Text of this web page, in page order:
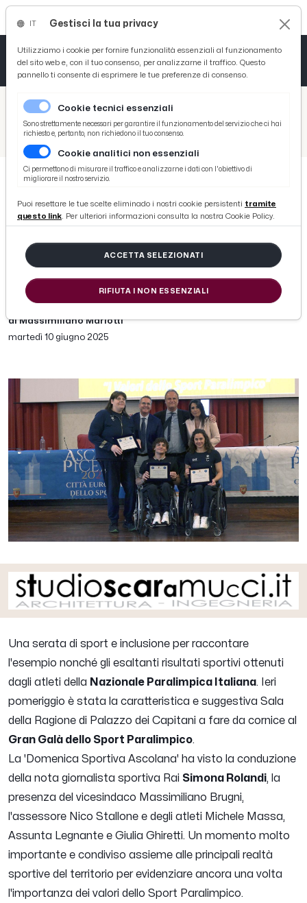
/ Picenotime
/ Sport
Ascoli Piceno: a Palazzo dei Capitani in scena 'Gran Galà dello Sport Paralimpico' con atleti Massa, Legnante e Ghiretti
Ascoli Piceno: a Palazzo dei
Capitani in scena 'Gran Galà dello
Sport Paralimpico' con atleti
Massa, Legnante e Ghiretti
di Massimiliano Mariotti
martedì 10 giugno 2025
Una serata di sport e inclusione per raccontare
l'esempio nonché gli esaltanti risultati sportivi ottenuti
dagli atleti della Nazionale Paralimpica Italiana. Ieri
pomeriggio è stata la caratteristica e suggestiva Sala
della Ragione di Palazzo dei Capitani a fare da cornice al
Gran Galà dello Sport Paralimpico.
La 'Domenica Sportiva Ascolana' ha visto la conduzione
della nota giornalista sportiva Rai Simona Rolandi, la
presenza del vicesindaco Massimiliano Brugni,
l'assessore Nico Stallone e degli atleti Michele Massa,
Assunta Legnante e Giulia Ghiretti. Un momento molto
importante e condiviso assieme alle principali realtà
sportive del territorio per evidenziare ancora una volta
l'importanza dei valori dello Sport Paralimpico.
Gestisci la tua privacy
Utilizziamo i cookie per fornire funzionalità essenziali al funzionamento
del sito web e, con il tuo consenso, per analizzarne il traffico. Questo
pannello ti consente di esprimere le tue preferenze di consenso.
Cookie tecnici essenziali
Sono strettamente necessari per garantire il funzionamento del servizio che ci hai
richiesto e, pertanto, non richiedono il tuo consenso.
Cookie analitici non essenziali
Ci permettono di misurare il traffico e analizzarne i dati con l'obiettivo di
migliorare il nostro servizio.
Puoi resettare le tue scelte eliminado i nostri cookie persistenti tramite
questo link. Per ulteriori informazioni consulta la nostra Cookie Policy.
ACCETTA SELEZIONATI
RIFIUTA I NON ESSENZIALI
Tutto News
Tutto Sport
Basket
Ciclismo
Tutto Curiosità